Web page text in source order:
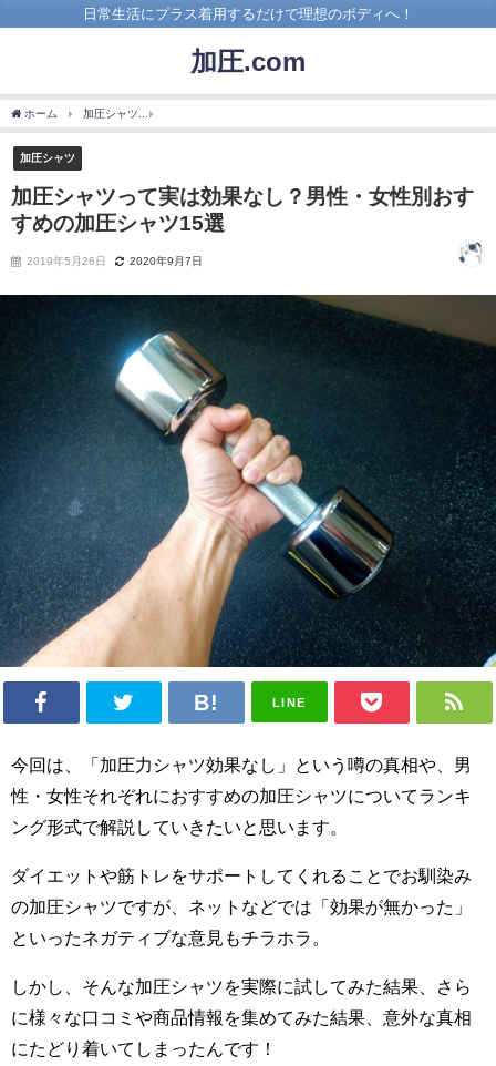
日常生活にプラス着用するだけで理想のボディへ！
加圧.com
ホーム 加圧シャツ
加圧シャツ
加圧シャツって実は効果なし？男性・女性別おす
すめの加圧シャツ15選
2019年5月26日 2020年9月7日
LINE
今回は、「加圧力シャツ効果なし」という噂の真相や、男
性・女性それぞれにおすすめの加圧シャツについてランキ
ング形式で解説していきたいと思います。
ダイエットや筋トレをサポートしてくれることでお馴染み
の加圧シャツですが、ネットなどでは「効果が無かった」
といったネガティブな意見もチラホラ。
しかし、そんな加圧シャツを実際に試してみた結果、さら
に様々な口コミや商品情報を集めてみた結果、意外な真相
にたどり着いてしまったんです！